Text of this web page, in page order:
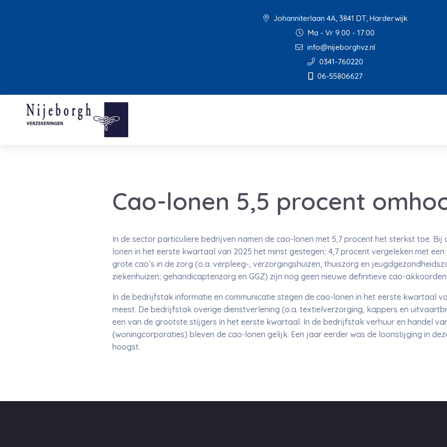
Johanniterlaan 4A, 3841 DT, Harderwijk
Ma - Vr 9:00 - 17:00
info@nijeborghvz.nl
0341-760220
06-55806627
Cao-lonen 5,5 procent
In de sector particuliere bedrijven namen de cao-lonen met 5,7 procent het sterkst toe. Bij
lonen in het eerste kwartaal van 2025 het minst gestegen; 4,7 procent vergeleken met
grote cao’s in de zorg (o.a. verpleeg-, verzorgingshuizen, thuiszorg en
ziekenhuizen; gehandicaptenzorg en GGZ) zijn nog geen nieuwe definitieve cao-
In de bedrijfstak informatie en communicatie stegen de cao-lonen in het eerste kwartaal
meest. De bedrijfstak overige dienstverlening (o.a. textielverzorging, kappers en
een van de grootste stijgers in het eerste kwartaal. In de bedrijfstak verhuur en handel
(woningcorporaties) bleven de cao-lonen gelijk. Een jaar eerder was de loonstijging in
hoogst.